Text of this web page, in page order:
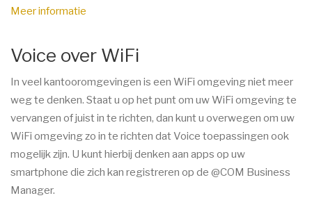
Meer informatie
Voice over WiFi
In veel kantooromgevingen is een WiFi omgeving niet meer
weg te denken. Staat u op het punt om uw WiFi omgeving te
vervangen of juist in te richten, dan kunt u overwegen om uw
WiFi omgeving zo in te richten dat Voice toepassingen ook
mogelijk zijn. U kunt hierbij denken aan apps op uw
smartphone die zich kan registreren op de @COM Business
Manager.